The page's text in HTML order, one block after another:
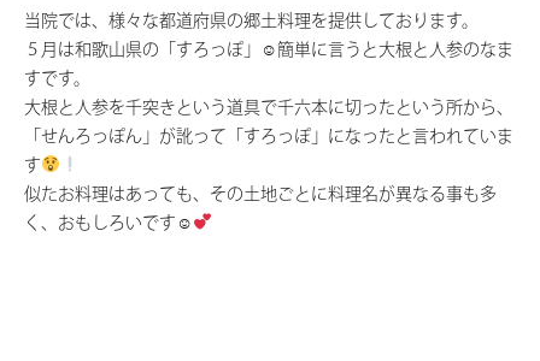
当院では、様々な都道府県の郷土料理を提供しております。
５月は和歌山県の「すろっぽ」☺簡単に言うと大根と人参のなま
すです。
大根と人参を千突きという道具で千六本に切ったという所から、
「せんろっぽん」が訛って「すろっぽ」になったと言われていま
す
似たお料理はあっても、その土地ごとに料理名が異なる事も多
く、おもしろいです☺